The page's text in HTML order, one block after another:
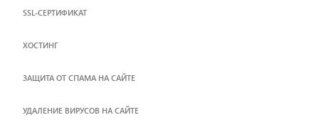
SSL-СЕРТИФИКАТ
ХОСТИНГ
ЗАЩИТА ОТ СПАМА НА САЙТЕ
УДАЛЕНИЕ ВИРУСОВ НА САЙТЕ